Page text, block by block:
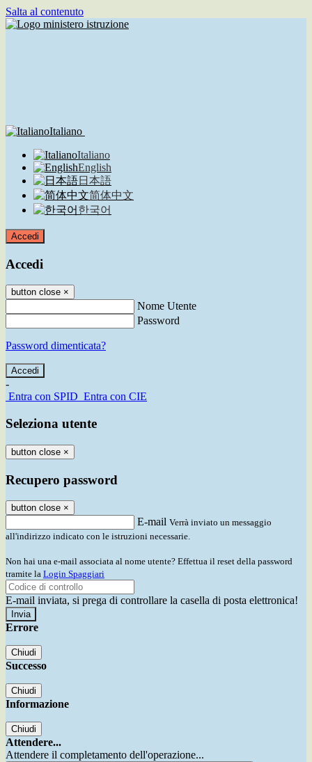
Salta al contenuto
Italiano
Italiano
English
日本語
简体中文
한국어
Accedi
Accedi
button close ×
Nome Utente
Password
Password dimenticata?
-
Entra con SPID Entra con CIE
Seleziona utente
button close ×
Recupero password
button close ×
E-mail Verrà inviato un messaggio
all'indirizzo indicato con le istruzioni necessarie.
Non hai una e-mail associata al nome utente? Effettua il reset della password
tramite la Login Spaggiari
E-mail inviata, si prega di controllare la casella di posta elettronica!
Errore
Chiudi
Successo
Chiudi
Informazione
Chiudi
Attendere...
Attendere il completamento dell'operazione...